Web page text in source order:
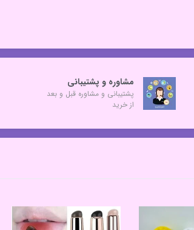
مشاوره و پشتیبانی
پشتیبانی و مشاوره قبل و بعد
از خرید